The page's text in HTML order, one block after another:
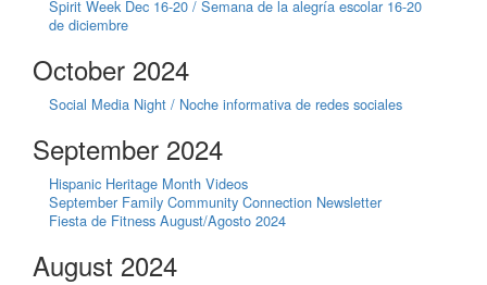
Spirit Week Dec 16-20 / Semana de la alegría escolar 16-20
de diciembre
October 2024
Social Media Night / Noche informativa de redes sociales
September 2024
Hispanic Heritage Month Videos
September Family Community Connection Newsletter
Fiesta de Fitness August/Agosto 2024
August 2024